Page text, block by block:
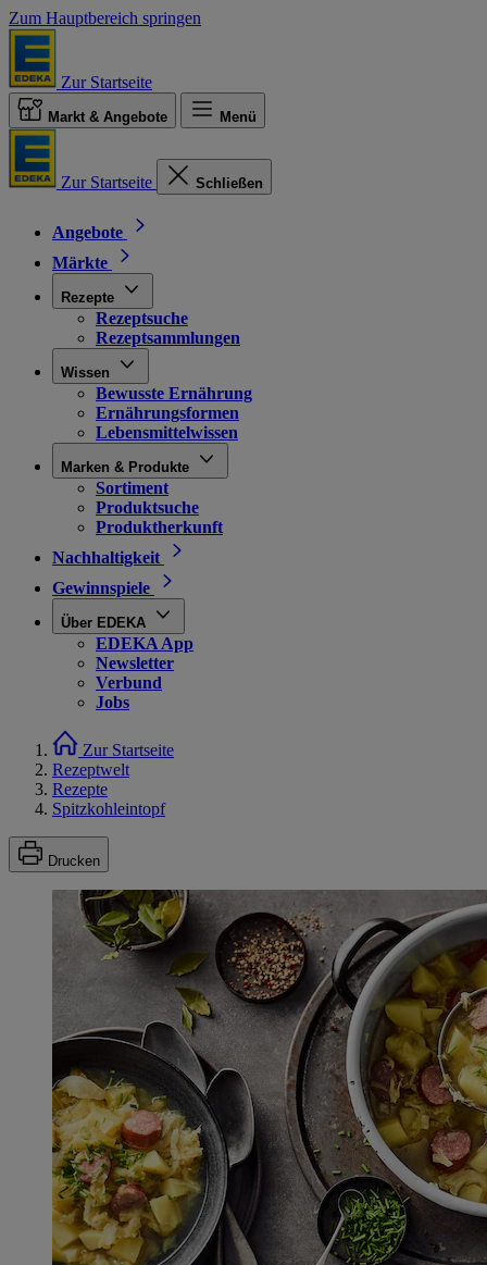
Zum Hauptbereich springen
Zur Startseite
Markt & Angebote Menü
Zur Startseite Schließen
Angebote
Märkte
Rezepte
Rezeptsuche
Rezeptsammlungen
Wissen
Bewusste Ernährung
Ernährungsformen
Lebensmittelwissen
Marken & Produkte
Sortiment
Produktsuche
Produktherkunft
Nachhaltigkeit
Gewinnspiele
Über EDEKA
EDEKA App
Newsletter
Verbund
Jobs
Zur Startseite
Rezeptwelt
Rezepte
Spitzkohleintopf
Drucken